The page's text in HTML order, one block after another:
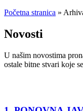
Početna stranica »
Novosti
U našim novostima
ostale bitne stvari koje